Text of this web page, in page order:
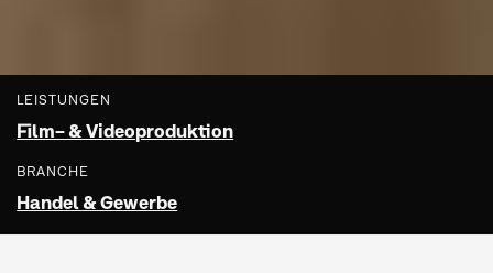
LEISTUNGEN
Film- & Videoproduktion
BRANCHE
Handel & Gewerbe